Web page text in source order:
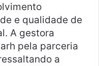
e qualidade de
A gestora
pela parceria
a